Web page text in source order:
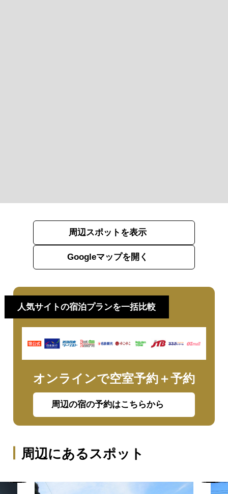
周辺スポットを表示
Googleマップを開く
人気サイトの宿泊プランを一括比較
オンラインで空室予約＋予約
周辺の宿の予約はこちらから
周辺にあるスポット